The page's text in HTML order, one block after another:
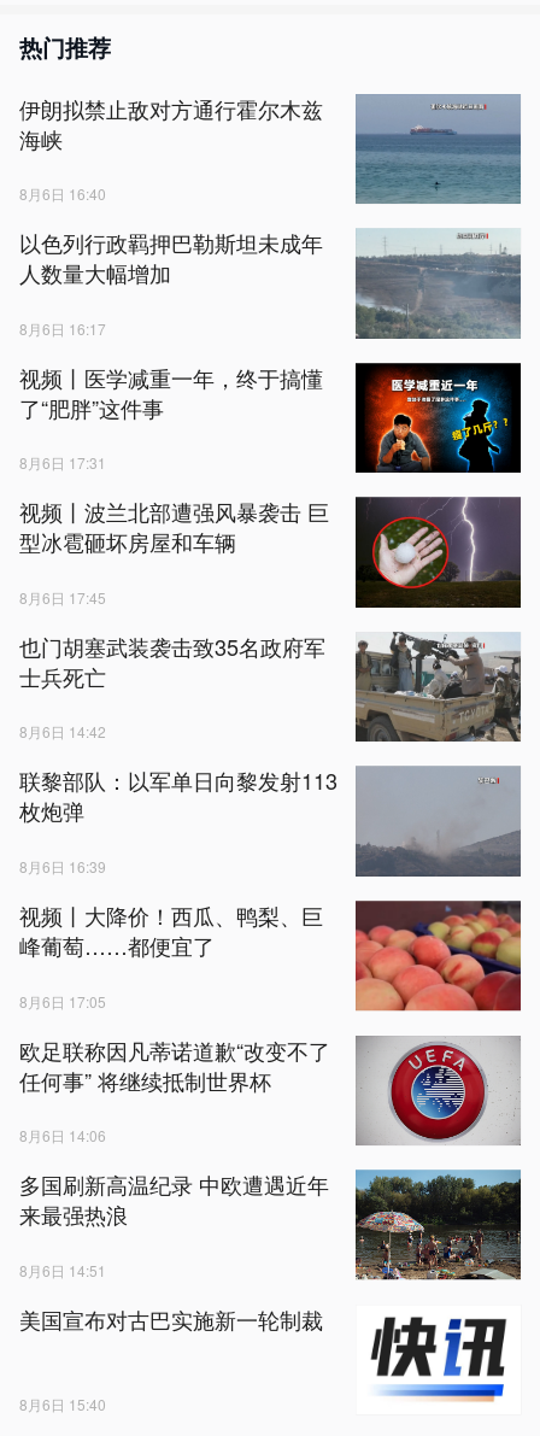
热门推荐
伊朗拟禁止敌对方通行霍尔木兹
海峡
8月6日 16:40
以色列行政羁押巴勒斯坦未成年
人数量大幅增加
8月6日 16:17
视频丨医学减重一年，终于搞懂
了“肥胖”这件事
8月6日 17:31
视频丨波兰北部遭强风暴袭击 巨
型冰雹砸坏房屋和车辆
8月6日 17:45
也门胡塞武装袭击致35名政府军
士兵死亡
8月6日 14:42
联黎部队：以军单日向黎发射113
枚炮弹
8月6日 16:39
视频丨大降价！西瓜、鸭梨、巨
峰葡萄……都便宜了
8月6日 17:05
欧足联称因凡蒂诺道歉“改变不了
任何事” 将继续抵制世界杯
8月6日 14:06
多国刷新高温纪录 中欧遭遇近年
来最强热浪
8月6日 14:51
美国宣布对古巴实施新一轮制裁
8月6日 15:40